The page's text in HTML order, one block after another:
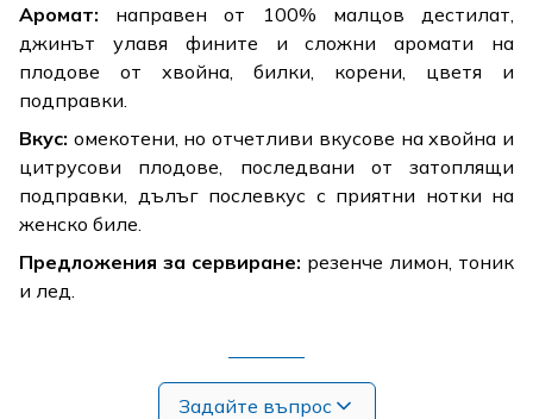
Аромат: направен от 100% малцов дестилат,
джинът улавя фините и сложни аромати на
плодове от хвойна, билки, корени, цветя и
подправки.
Вкус: омекотени, но отчетливи вкусове на хвойна и
цитрусови плодове, последвани от затоплящи
подправки, дълъг послевкус с приятни нотки на
женско биле.
Предложения за сервиране: резенче лимон, тоник
и лед.
Задайте въпрос